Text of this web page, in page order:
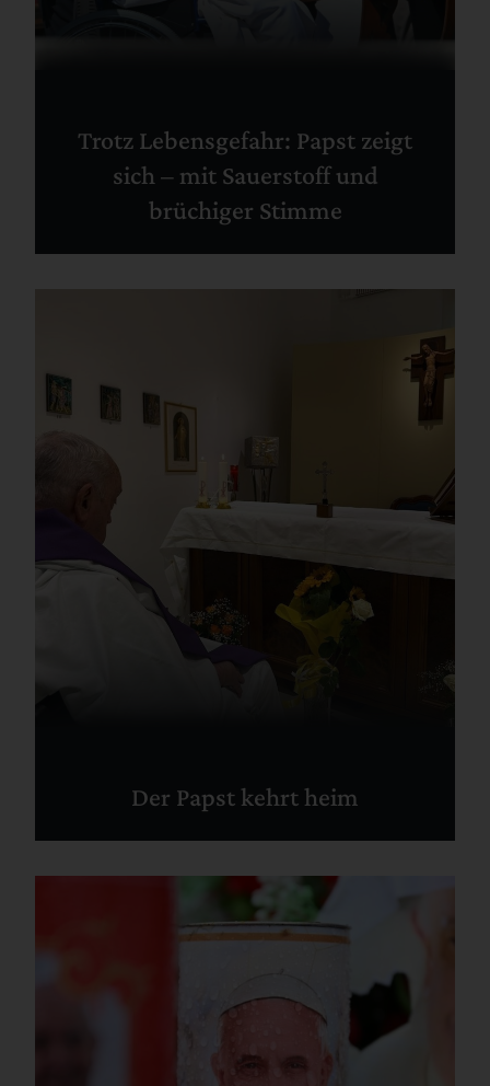
Trotz Lebensgefahr: Papst zeigt
sich – mit Sauerstoff und
brüchiger Stimme
Der Papst kehrt heim